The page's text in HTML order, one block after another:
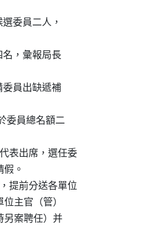
選委員二人，
名，彙報局長
委員出缺遞補
委員總名額二
表出席，選任委
假。
提前分送各單位
位主官（管）
另案聘任）并